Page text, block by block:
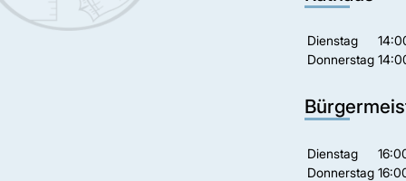
Dienstag
Donnerstag
Dienstag
Donnerstag